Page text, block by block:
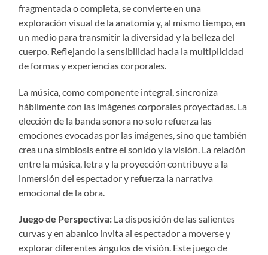
fragmentada o completa, se convierte en una
exploración visual de la anatomía y, al mismo tiempo, en
un medio para transmitir la diversidad y la belleza del
cuerpo. Reflejando la sensibilidad hacia la multiplicidad
de formas y experiencias corporales.
La música, como componente integral, sincroniza
hábilmente con las imágenes corporales proyectadas. La
elección de la banda sonora no solo refuerza las
emociones evocadas por las imágenes, sino que también
crea una simbiosis entre el sonido y la visión. La relación
entre la música, letra y la proyección contribuye a la
inmersión del espectador y refuerza la narrativa
emocional de la obra.
Juego de Perspectiva: La disposición de las salientes
curvas y en abanico invita al espectador a moverse y
explorar diferentes ángulos de visión. Este juego de